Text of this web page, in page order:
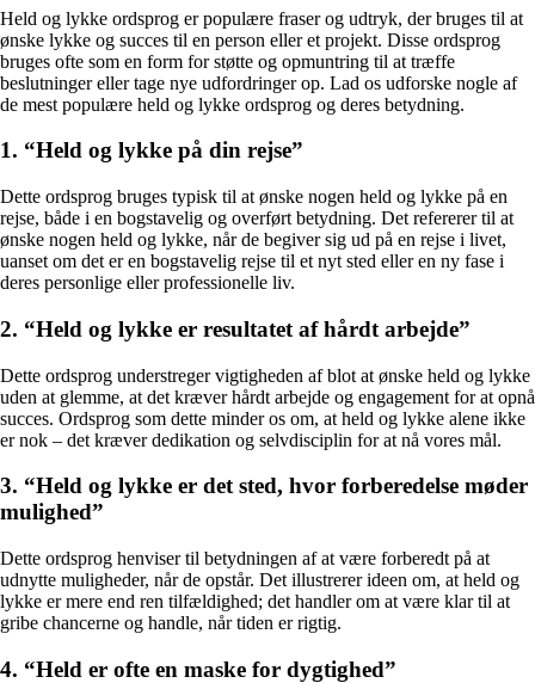
Held og lykke ordsprog er populære fraser og udtryk, der bruges til at
ønske lykke og succes til en person eller et projekt. Disse ordsprog
bruges ofte som en form for støtte og opmuntring til at træffe
beslutninger eller tage nye udfordringer op. Lad os udforske nogle af
de mest populære held og lykke ordsprog og deres betydning.
1. “Held og lykke på din rejse”
Dette ordsprog bruges typisk til at ønske nogen held og lykke på en
rejse, både i en bogstavelig og overført betydning. Det refererer til at
ønske nogen held og lykke, når de begiver sig ud på en rejse i livet,
uanset om det er en bogstavelig rejse til et nyt sted eller en ny fase i
deres personlige eller professionelle liv.
2. “Held og lykke er resultatet af hårdt arbejde”
Dette ordsprog understreger vigtigheden af ​​blot at ønske held og lykke
uden at glemme, at det kræver hårdt arbejde og engagement for at opnå
succes. Ordsprog som dette minder os om, at held og lykke alene ikke
er nok – det kræver dedikation og selvdisciplin for at nå vores mål.
3. “Held og lykke er det sted, hvor forberedelse møder
mulighed”
Dette ordsprog henviser til betydningen af ​​at være forberedt på at
udnytte muligheder, når de opstår. Det illustrerer ideen om, at held og
lykke er mere end ren tilfældighed; det handler om at være klar til at
gribe chancerne og handle, når tiden er rigtig.
4. “Held er ofte en maske for dygtighed”